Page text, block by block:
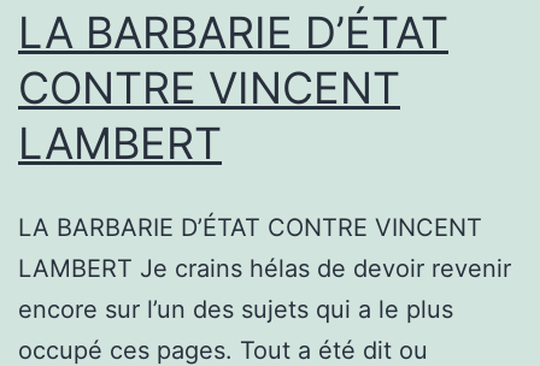
LA BARBARIE D’ÉTAT
CONTRE VINCENT
LAMBERT
LA BARBARIE D’ÉTAT CONTRE VINCENT
LAMBERT Je crains hélas de devoir revenir
encore sur l’un des sujets qui a le plus
occupé ces pages. Tout a été dit ou